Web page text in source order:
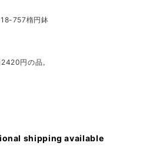
757楕円鉢
円の品。
shipping available